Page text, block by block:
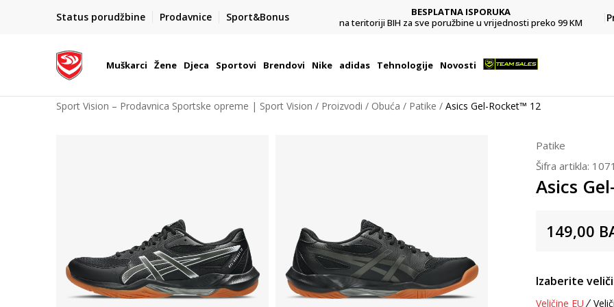
Status porudžbine Prodavnice Sport&Bonus
POZOVITE NAS NA : 055/490-400
Pon-Pet od 9h - 16h
BESPLATNA ISPORUKA
na teritoriji BIH za sve poružbine u vrijednosti preko 99 KM
Muškarci Žene Djeca Sportovi Brendovi Nike adidas Tehnologije Novosti
Sport Vision – Prodavnica Sportske opreme | Sport Vision Proizvodi Obuća Patike Asics Gel-Rocket™ 12
Patike
Šifra artikla:
Asics
149,00
Izaberite
Veličine EU